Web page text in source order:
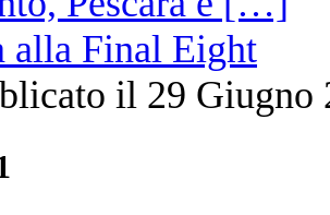
alla Final Eight
il 29 Giugno